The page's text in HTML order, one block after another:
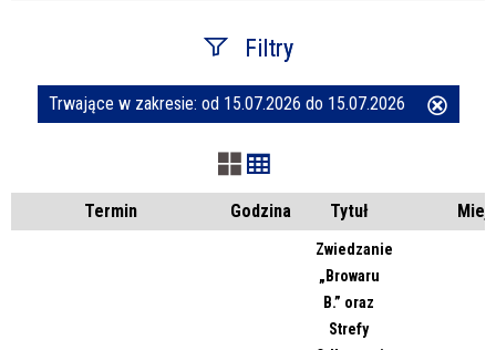
Filtry
Szukana fraza
Kategoria
Trwające w zakresie: od 15.07.2026 do 15.07.2026
Termin Godzina Tytuł
Zwiedzanie
„Browaru
B.” oraz
Strefy